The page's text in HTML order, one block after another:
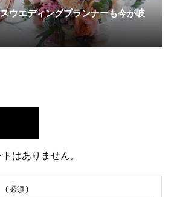
ウエディングプランナーも今が岐
はありません。
( 必須 )